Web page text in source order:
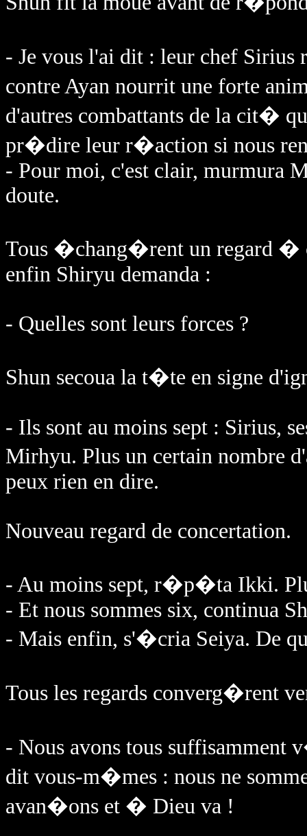
- Je vous l'ai dit : leur chef
contre Ayan nourrit une forte
d'autres combattants de la cit�
pr�dire leur r�action si nous
- Pour moi, c'est clair, murmura
doute.
Tous �chang�rent un regard �
enfin Shiryu demanda :
- Quelles sont leurs forces ?
Shun secoua la t�te en signe
- Ils sont au moins sept : Sirius,
Mirhyu. Plus un certain nombre
peux rien en dire.
Nouveau regard de concertation.
- Au moins sept, r�p�ta Ikki.
- Et nous sommes six, continua
- Mais enfin, s'�cria Seiya. De
Tous les regards converg�rent
- Nous avons tous suffisamment
dit vous-m�mes : nous ne
avan�ons et � Dieu va !